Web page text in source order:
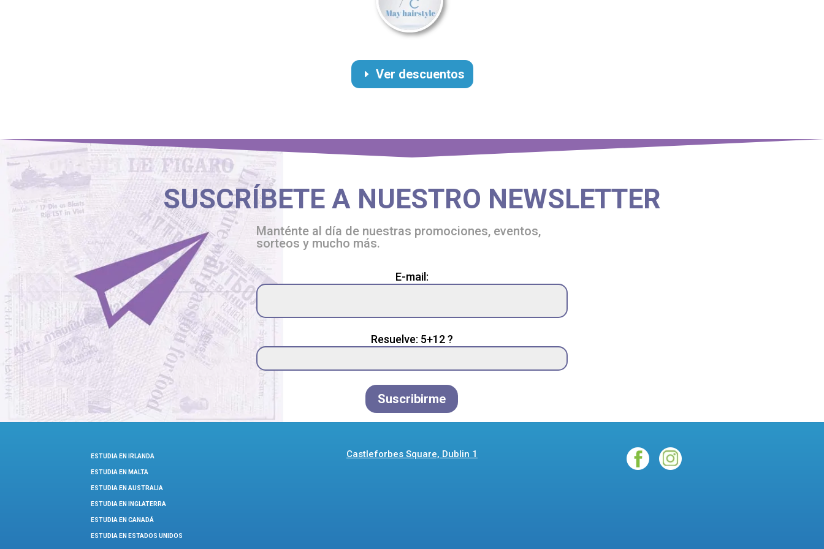
Ver descuentos
SUSCRÍBETE A NUESTRO NEWSLETTER
Manténte al día de nuestras promociones, eventos,
sorteos y mucho más.
Please
leave
this
field
empty.
E-mail:
Resuelve: 5+12 ?
Suscribirme
ESTUDIA EN IRLANDA
ESTUDIA EN MALTA
ESTUDIA EN AUSTRALIA
ESTUDIA EN INGLATERRA
ESTUDIA EN CANADÁ
ESTUDIA EN ESTADOS UNIDOS
Castleforbes Square, Dublin 1